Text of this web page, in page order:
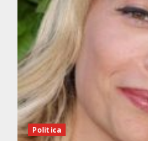
Politica